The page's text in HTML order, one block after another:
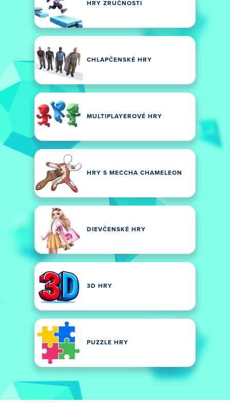
HRY ZRUČNOSTI
CHLAPČENSKÉ HRY
MULTIPLAYEROVÉ HRY
HRY S MECCHA CHAMELEON
DIEVČENSKÉ HRY
3D HRY
PUZZLE HRY